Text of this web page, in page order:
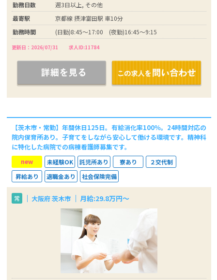
勤務日数
週3日以上, その他
最寄駅
京都線 摂津富田駅 車10分
勤務時間
(日勤)8:45～17:00 (夜勤)16:45～9:15
更新日：2026/07/31 求人ID:11784
【茨木市・常勤】年間休日125日。有給消化率100％。24時間対応の
院内保育所あり。子育てをしながら安心して働ける環境です。精神科
に特化した病院での病棟看護師募集です。
new 未経験OK 託児所あり 寮あり
２交代制
昇給あり
退職金あり 社会保険完備
常 大阪府 茨木市 月給:29.8万円～